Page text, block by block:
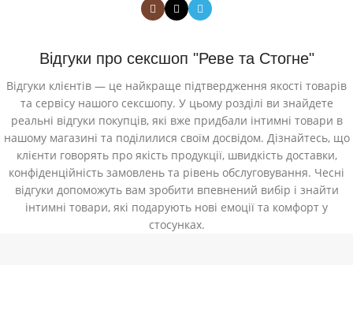
Відгуки про сексшоп "Реве та Стогне"
Відгуки клієнтів — це найкраще підтвердження якості товарів
та сервісу нашого сексшопу. У цьому розділі ви знайдете
реальні відгуки покупців, які вже придбали інтимні товари в
нашому магазині та поділилися своїм досвідом. Дізнайтесь, що
клієнти говорять про якість продукції, швидкість доставки,
конфіденційність замовлень та рівень обслуговування. Чесні
відгуки допоможуть вам зробити впевнений вибір і знайти
інтимні товари, які подарують нові емоції та комфорт у
стосунках.